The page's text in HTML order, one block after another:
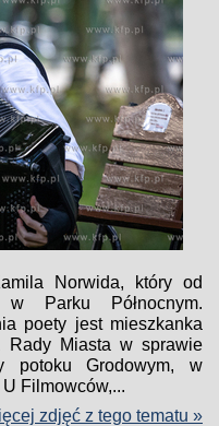
Norwida, który od
Parku Północnym.
poety jest mieszkanka
Rady Miasta w sprawie
potoku Grodowym, w
Filmowców,...
zdjęć z tego tematu »